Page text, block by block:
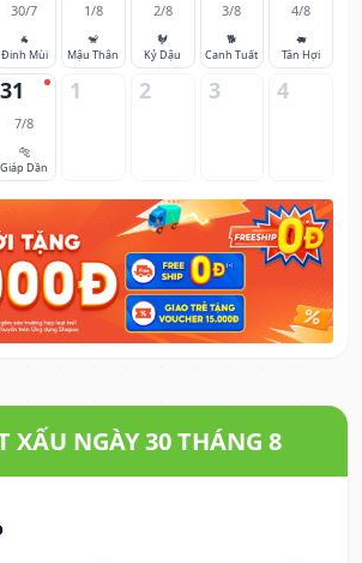
30/7
🐐
Đinh Mùi
1/8
🐒
Mậu Thân
2/8
🐓
Kỷ Dậu
3/8
🐕
Canh Tuất
4/8
🐖
Tân Hợi
31
7/8
🐅
Giáp Dần
1 2 3 4
XẤU NGÀY 30 THÁNG 8